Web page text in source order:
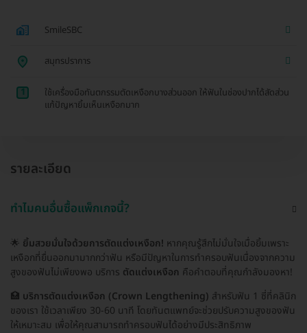
SmileSBC
สมุทรปราการ
1
ใช้เครื่องมือทันตกรรมตัดเหงือกบางส่วนออก ให้ฟันในช่องปากได้สัดส่วน
แก้ปัญหายิ้มเห็นเหงือกมาก
รายละเอียด
ทำไมคนอื่นซื้อแพ็กเกจนี้?
🌟 ยิ้มสวยมั่นใจด้วยการตัดแต่งเหงือก! หากคุณรู้สึกไม่มั่นใจเมื่อยิ้มเพราะ
เหงือกที่ยื่นออกมามากกว่าฟัน หรือมีปัญหาในการทำครอบฟันเนื่องจากความ
สูงของฟันไม่เพียงพอ บริการ ตัดแต่งเหงือก คือคำตอบที่คุณกำลังมองหา!
🏥 บริการตัดแต่งเหงือก (Crown Lengthening) สำหรับฟัน 1 ซี่ที่คลินิก
ของเรา ใช้เวลาเพียง 30-60 นาที โดยทันตแพทย์จะช่วยปรับความสูงของฟัน
ให้เหมาะสม เพื่อให้คุณสามารถทำครอบฟันได้อย่างมีประสิทธิภาพ